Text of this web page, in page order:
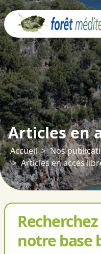
Articles en
Accueil
Nos
Articles en accès
notre base
Panneau de gestion des